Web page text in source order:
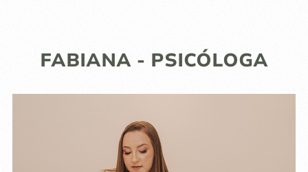
FABIANA - PSICÓLOGA